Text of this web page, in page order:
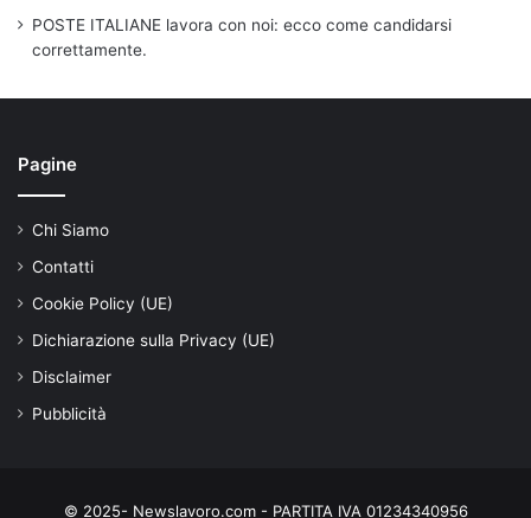
POSTE ITALIANE lavora con noi: ecco come candidarsi
correttamente.
Pagine
Chi Siamo
Contatti
Cookie Policy (UE)
Dichiarazione sulla Privacy (UE)
Disclaimer
Pubblicità
© 2025- Newslavoro.com - PARTITA IVA 01234340956